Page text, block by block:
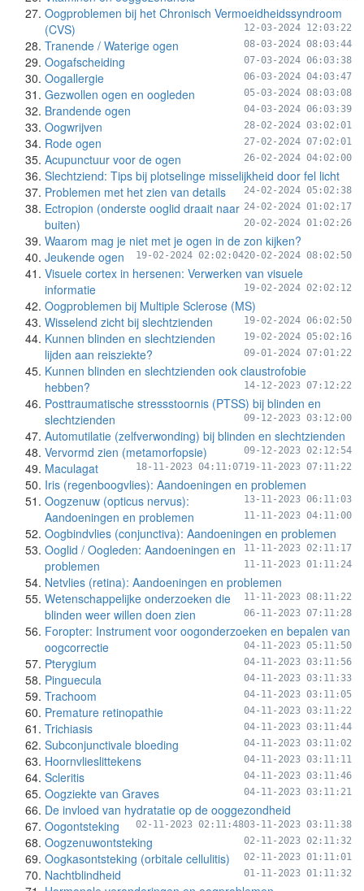
Oogproblemen bij het Chronisch Vermoeidheidssyndroom
(CVS)
12-03-2024 12:03:22
Tranende / Waterige ogen 08-03-2024 08:03:44
Oogafscheiding 07-03-2024 06:03:38
Oogallergie 06-03-2024 04:03:47
Gezwollen ogen en oogleden 05-03-2024 08:03:08
Brandende ogen 04-03-2024 06:03:39
Oogwrijven 28-02-2024 03:02:01
Rode ogen 27-02-2024 07:02:01
Acupunctuur voor de ogen 26-02-2024 04:02:00
Slechtziend: Tips bij plotselinge misselijkheid door fel licht
24-02-2024 05:02:38
Problemen met het zien van details
24-02-2024 01:02:17
Ectropion (onderste ooglid draait naar
buiten)
20-02-2024 01:02:26
Waarom mag je niet met je ogen in de zon kijken?
20-02-2024 08:02:50
Jeukende ogen 19-02-2024 02:02:04
Visuele cortex in hersenen: Verwerken van visuele
informatie
19-02-2024 02:02:12
Oogproblemen bij Multiple Sclerose (MS)
19-02-2024 06:02:50
Wisselend zicht bij slechtzienden
19-02-2024 05:02:16
Kunnen blinden en slechtzienden
lijden aan reisziekte?
09-01-2024 07:01:22
Kunnen blinden en slechtzienden ook claustrofobie
hebben?
14-12-2023 07:12:22
Posttraumatische stressstoornis (PTSS) bij blinden en
slechtzienden
09-12-2023 03:12:00
Automutilatie (zelfverwonding) bij blinden en slechtzienden
09-12-2023 02:12:54
Vervormd zien (metamorfopsie)
19-11-2023 07:11:22
Maculagat 18-11-2023 04:11:07
Iris (regenboogvlies): Aandoeningen en problemen
13-11-2023 06:11:03
Oogzenuw (opticus nervus):
Aandoeningen en problemen
11-11-2023 04:11:00
Oogbindvlies (conjunctiva): Aandoeningen en problemen
11-11-2023 02:11:17
Ooglid / Oogleden: Aandoeningen en
problemen
11-11-2023 01:11:24
Netvlies (retina): Aandoeningen en problemen
11-11-2023 08:11:22
Wetenschappelijke onderzoeken die
blinden weer willen doen zien
06-11-2023 07:11:28
Foropter: Instrument voor oogonderzoeken en bepalen van
oogcorrectie
04-11-2023 05:11:50
Pterygium 04-11-2023 03:11:56
Pinguecula 04-11-2023 03:11:33
Trachoom 04-11-2023 03:11:05
Premature retinopathie 04-11-2023 03:11:22
Trichiasis 04-11-2023 03:11:44
Subconjunctivale bloeding 04-11-2023 03:11:02
Hoornvlieslittekens 04-11-2023 03:11:11
Scleritis 04-11-2023 03:11:46
Oogziekte van Graves 04-11-2023 03:11:21
De invloed van hydratatie op de ooggezondheid
03-11-2023 03:11:38
Oogontsteking 02-11-2023 02:11:48
Oogzenuwontsteking 02-11-2023 02:11:32
Oogkasontsteking (orbitale cellulitis) 02-11-2023 01:11:01
Nachtblindheid 01-11-2023 01:11:32